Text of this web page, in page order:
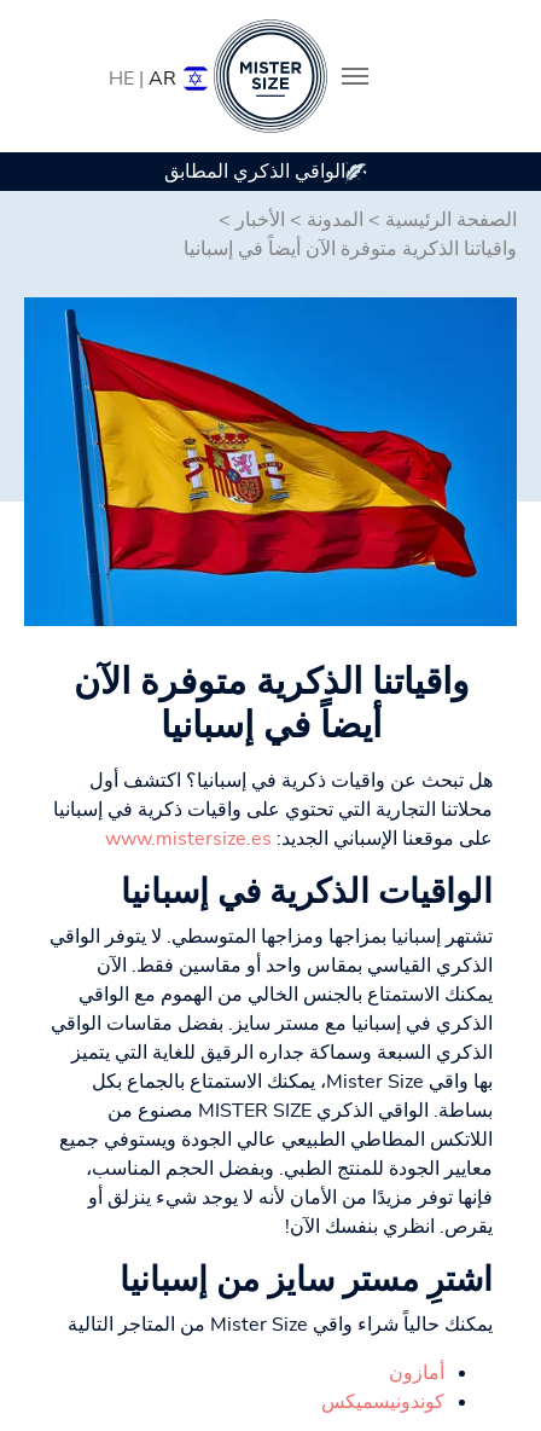
HE | AR
الواقي الذكري المطابق
الصفحة الرئيسية > المدونة > الأخبار >
واقياتنا الذكرية متوفرة الآن أيضاً في إسبانيا
واقياتنا الذكرية متوفرة الآن
أيضاً في إسبانيا
هل تبحث عن واقيات ذكرية في إسبانيا؟ اكتشف أول
محلاتنا التجارية التي تحتوي على واقيات ذكرية في إسبانيا
على موقعنا الإسباني الجديد: www.mistersize.es
الواقيات الذكرية في إسبانيا
تشتهر إسبانيا بمزاجها ومزاجها المتوسطي. لا يتوفر الواقي
الذكري القياسي بمقاس واحد أو مقاسين فقط. الآن
يمكنك الاستمتاع بالجنس الخالي من الهموم مع الواقي
الذكري في إسبانيا مع مستر سايز. بفضل مقاسات الواقي
الذكري السبعة وسماكة جداره الرقيق للغاية التي يتميز
بها واقي Mister Size، يمكنك الاستمتاع بالجماع بكل
بساطة. الواقي الذكري MISTER SIZE مصنوع من
اللاتكس المطاطي الطبيعي عالي الجودة ويستوفي جميع
معايير الجودة للمنتج الطبي. وبفضل الحجم المناسب،
فإنها توفر مزيدًا من الأمان لأنه لا يوجد شيء ينزلق أو
يقرص. انظري بنفسك الآن!
اشترِ مستر سايز من إسبانيا
يمكنك حالياً شراء واقي Mister Size من المتاجر التالية
أمازون
كوندونيسميكس